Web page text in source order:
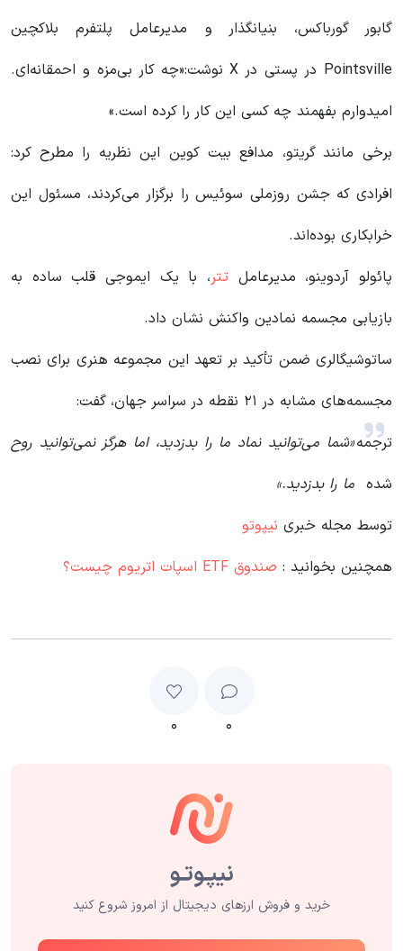
گابور گورباکس، بنیانگذار و مدیرعامل پلتفرم بلاکچین
Pointsville در پستی در X نوشت:«چه کار بی‌مزه و احمقانه‌ای.
امیدوارم بفهمند چه کسی این کار را کرده است.»
برخی مانند گریتو، مدافع بیت کوین این نظریه را مطرح کرد:
افرادی که جشن روزملی سوئیس را برگزار می‌کردند، مسئول این
خرابکاری بوده‌اند.
پائولو آردوینو، مدیرعامل تتر، با یک ایموجی قلب ساده به
بازیابی مجسمه نمادین واکنش نشان داد.
ساتوشیگالری ضمن تأکید بر تعهد این مجموعه هنری برای نصب
مجسمه‌های مشابه در ۲۱ نقطه در سراسر جهان، گفت:
«شما می‌توانید نماد ما را بدزدید، اما هرگز نمی‌توانید روح
ما را بدزدید.»
ترجمه
شده
توسط مجله خبری نیپوتو
همچنین بخوانید : صندوق ETF اسپات اتریوم چیست؟
۰ ۰
خرید و فروش ارزهای دیجیتال از امروز شروع کنید